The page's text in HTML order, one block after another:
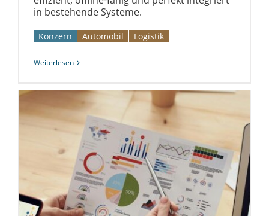
in bestehende Systeme.
Konzern Automobil­­ Logistik
Weiterlesen